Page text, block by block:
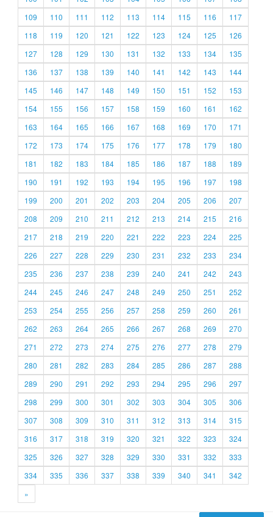
109
110 111 112 113 114 115 116
117
118
119 120 121 122 123 124 125
126
127
128 129 130 131 132 133 134
135
136
137 138 139 140 141 142 143
144
145
146 147 148 149 150 151 152
153
154
155 156 157 158 159 160 161
162
163
164 165 166 167 168 169 170
171
172
173 174 175 176 177 178 179
180
181
182 183 184 185 186 187 188
189
190
191 192 193 194 195 196 197
198
199
200 201 202 203 204 205 206
207
208
209 210 211 212 213 214 215
216
217
218 219 220 221 222 223 224
225
226
227 228 229 230 231 232 233
234
235
236 237 238 239 240 241 242
243
244
245 246 247 248 249 250 251
252
253
254 255 256 257 258 259 260
261
262
263 264 265 266 267 268 269
270
271
272 273 274 275 276 277 278
279
280
281 282 283 284 285 286 287
288
289
290 291 292 293 294 295 296
297
298
299 300 301 302 303 304 305
306
307
308 309 310 311 312 313 314
315
316
317 318 319 320 321 322 323
324
325
326 327 328 329 330 331 332
333
334
335 336 337 338 339 340 341
342
»